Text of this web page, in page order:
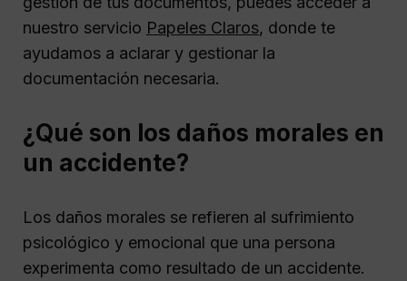
nuestro servicio Papeles Claros, donde te
ayudamos a aclarar y gestionar la
documentación necesaria.
¿Qué son los daños morales en
un accidente?
Los daños morales se refieren al sufrimiento
psicológico y emocional que una persona
experimenta como resultado de un accidente.